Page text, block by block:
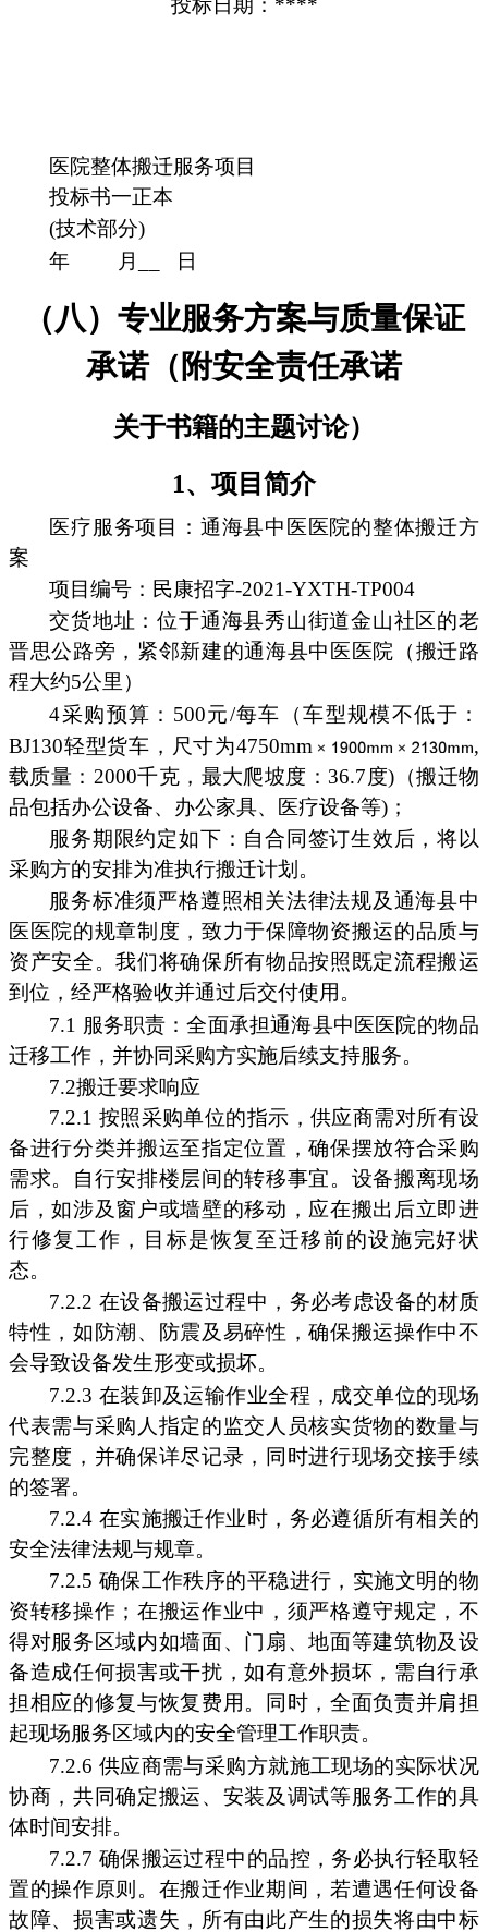
投标日期：****
医院整体搬迁服务项目
投标书一正本
(技术部分)
年
月__ 日
（八）专业服务方案与质量保证
承诺（附安全责任承诺
关于书籍的主题讨论）
1、项目简介
医疗服务项目：通海县中医医院的整体搬迁方
案
项目编号：民康招字-2021-YXTH-TP004
交货地址：位于通海县秀山街道金山社区的老
晋思公路旁，紧邻新建的通海县中医医院（搬迁路
程大约5公里）
4采购预算：500元/每车（车型规模不低于：
BJ130轻型货车，尺寸为4750mm
,
载质量：2000千克，最大爬坡度：36.7度)（搬迁物
品包括办公设备、办公家具、医疗设备等)；
服务期限约定如下：自合同签订生效后，将以
采购方的安排为准执行搬迁计划。
服务标准须严格遵照相关法律法规及通海县中
医医院的规章制度，致力于保障物资搬运的品质与
资产安全。我们将确保所有物品按照既定流程搬运
到位，经严格验收并通过后交付使用。
7.1 服务职责：全面承担通海县中医医院的物品
迁移工作，并协同采购方实施后续支持服务。
7.2搬迁要求响应
7.2.1 按照采购单位的指示，供应商需对所有设
备进行分类并搬运至指定位置，确保摆放符合采购
需求。自行安排楼层间的转移事宜。设备搬离现场
后，如涉及窗户或墙壁的移动，应在搬出后立即进
行修复工作，目标是恢复至迁移前的设施完好状
态。
7.2.2 在设备搬运过程中，务必考虑设备的材质
特性，如防潮、防震及易碎性，确保搬运操作中不
会导致设备发生形变或损坏。
7.2.3 在装卸及运输作业全程，成交单位的现场
代表需与采购人指定的监交人员核实货物的数量与
完整度，并确保详尽记录，同时进行现场交接手续
的签署。
7.2.4 在实施搬迁作业时，务必遵循所有相关的
安全法律法规与规章。
7.2.5 确保工作秩序的平稳进行，实施文明的物
资转移操作；在搬运作业中，须严格遵守规定，不
得对服务区域内如墙面、门扇、地面等建筑物及设
备造成任何损害或干扰，如有意外损坏，需自行承
担相应的修复与恢复费用。同时，全面负责并肩担
起现场服务区域内的安全管理工作职责。
7.2.6 供应商需与采购方就施工现场的实际状况
协商，共同确定搬运、安装及调试等服务工作的具
体时间安排。
7.2.7 确保搬运过程中的品控，务必执行轻取轻
置的操作原则。在搬迁作业期间，若遭遇任何设备
故障、损害或遗失，所有由此产生的损失将由中标